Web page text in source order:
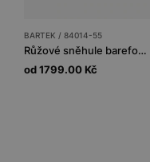
BARTEK / 84014-55
Růžové sněhule barefoot zateplené vlnou BARTEK 84014-55
od 1799.00 Kč